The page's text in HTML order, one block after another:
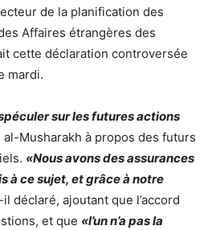
de la planification des
Affaires étrangères des
cette déclaration controversée
mardi.
sur les futures actions
al-Musharakh à propos des futurs
«Nous avons des assurances
à ce sujet, et grâce à notre
déclaré, ajoutant que l’accord
et que «l’un n’a pas la